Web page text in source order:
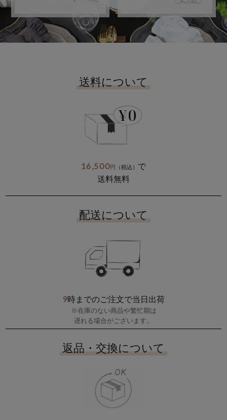
送料について
16,500円 （税込） で
送料無料
配送について
9時までのご注文で当日出荷
※在庫のない商品や繁忙期は
遅れる場合がございます。
返品・交換について